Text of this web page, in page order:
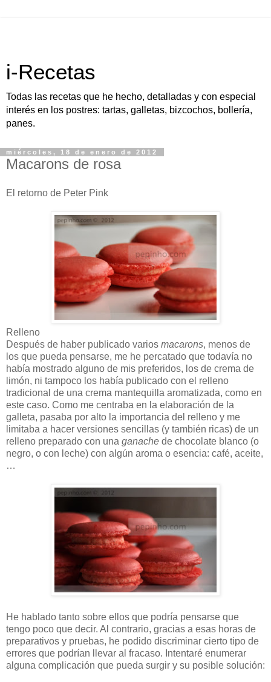
i-Recetas
Todas las recetas que he hecho, detalladas y con especial
interés en los postres: tartas, galletas, bizcochos, bollería,
panes.
miércoles, 18 de enero de 2012
Macarons de rosa
El retorno de Peter Pink
Relleno
Después de haber publicado varios macarons, menos de
los que pueda pensarse, me he percatado que todavía no
había mostrado alguno de mis preferidos, los de crema de
limón, ni tampoco los había publicado con el relleno
tradicional de una crema mantequilla aromatizada, como en
este caso. Como me centraba en la elaboración de la
galleta, pasaba por alto la importancia del relleno y me
limitaba a hacer versiones sencillas (y también ricas) de un
relleno preparado con una ganache de chocolate blanco (o
negro, o con leche) con algún aroma o esencia: café, aceite,
…
He hablado tanto sobre ellos que podría pensarse que
tengo poco que decir. Al contrario, gracias a esas horas de
preparativos y pruebas, he podido discriminar cierto tipo de
errores que podrían llevar al fracaso. Intentaré enumerar
alguna complicación que pueda surgir y su posible solución: